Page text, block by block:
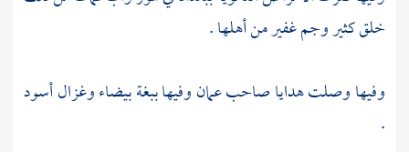
خلق كثير وجم غفير من أهلها .
وفيها وصلت هدايا صاحبعمانوفيها ببغة بيضاء وغزال أسود
.